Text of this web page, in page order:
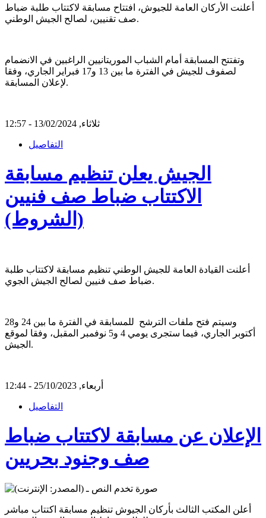
أعلنت الأركان العامة للجيوش، افتتاح مسابقة لاكتتاب طلبة ضباط
صف تقنيين، لصالح الجيش الوطني.
وتفتتح المسابقة أمام الشباب الموريتانيين الراغبين في الانضمام
لصفوف للجيش في الفترة ما بين 13 و17 فبراير الجاري، وفقا
لإعلان المسابقة.
ثلاثاء, 13/02/2024 - 12:57
التفاصيل
الجيش يعلن تنظيم مسابقة
الاكتتاب ضباط صف فنيين
(الشروط)
أعلنت القيادة العامة للجيش الوطني تنظيم مسابقة لاكتتاب طلبة
ضباط صف فنيين لصالح الجيش الجوي.
وسيتم فتح ملفات الترشح للمسابقة في الفترة ما بين 24 و28
أكتوبر الجاري، فيما ستجرى يومي 4 و5 نوفمبر المقبل، وفقا لموقع
الجيش.
أربعاء, 25/10/2023 - 12:44
التفاصيل
الإعلان عن مسابقة لاكتتاب ضباط
صف وجنود بحريين
أعلن المكتب الثالث بأركان الجيوش تنظيم مسابقة اكتتاب مباشر